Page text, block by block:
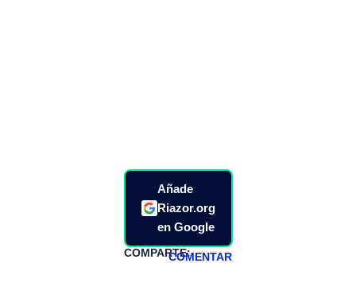
Añade
Riazor.org
en Google
COMPARTE:COMENTAR